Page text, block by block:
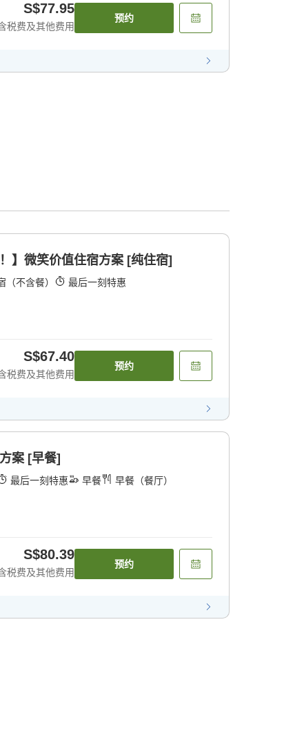
S$77.95
税费及其他费用
预约
】微笑价值住宿方案 [纯住宿]
（不含餐） 最后一刻特惠
S$67.40
税费及其他费用
预约
案 [早餐]
最后一刻特惠 早餐 早餐（餐厅）
S$80.39
税费及其他费用
预约